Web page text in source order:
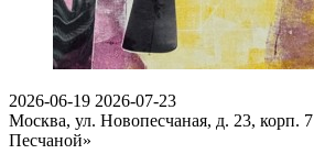
2026-06-19 2026-07-23
Москва, ул. Новопесчаная, д. 23, корп. 7
Песчаной»